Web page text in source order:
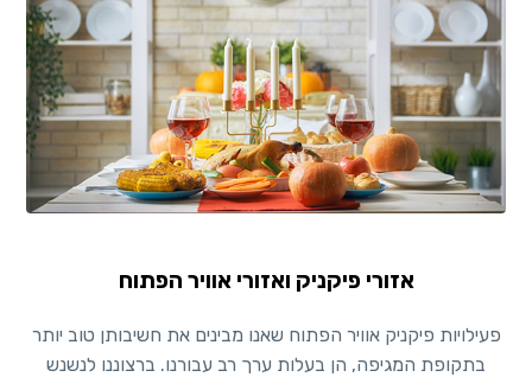
אזורי פיקניק ואזורי אוויר הפתוח
פעילויות פיקניק אוויר הפתוח שאנו מבינים את חשיבותן טוב יותר
בתקופת המגיפה, הן בעלות ערך רב עבורנו. ברצוננו לנשנש